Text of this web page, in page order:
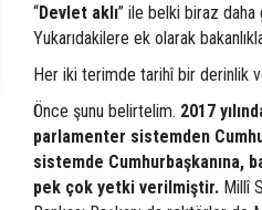
“Devlet aklı” ile belki biraz
Yukarıdakilere ek olarak
Her iki terimde tarihî bir derinlik
Önce şunu belirtelim. 2017
parlamenter sistemden
sistemde Cumhurbaşkanına,
pek çok yetki verilmiştir. Millî